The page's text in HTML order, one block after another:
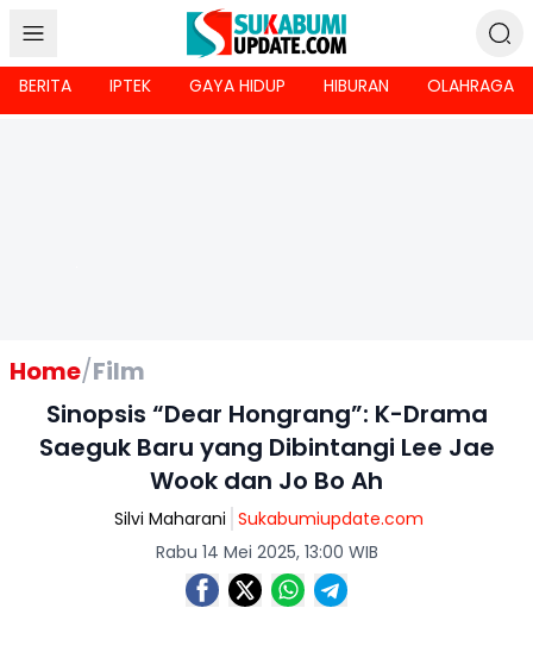
BERITA IPTEK GAYA HIDUP HIBURAN OLAHRAGA
Home/Film
Sinopsis “Dear Hongrang”: K-Drama
Saeguk Baru yang Dibintangi Lee Jae
Wook dan Jo Bo Ah
Silvi Maharani Sukabumiupdate.com
Rabu 14 Mei 2025, 13:00 WIB